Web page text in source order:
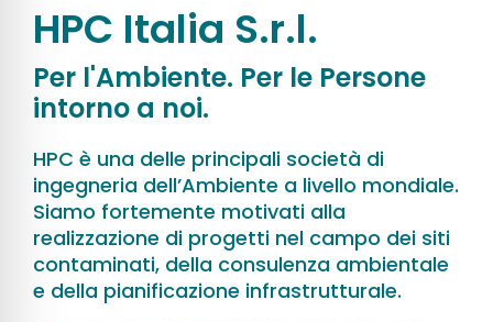
HPC Italia S.r.l.
Per l'Ambiente. Per le Persone
intorno a noi.
HPC è una delle principali società di
ingegneria dell’Ambiente a livello mondiale.
Siamo fortemente motivati alla
realizzazione di progetti nel campo dei siti
contaminati, della consulenza ambientale
e della pianificazione infrastrutturale.